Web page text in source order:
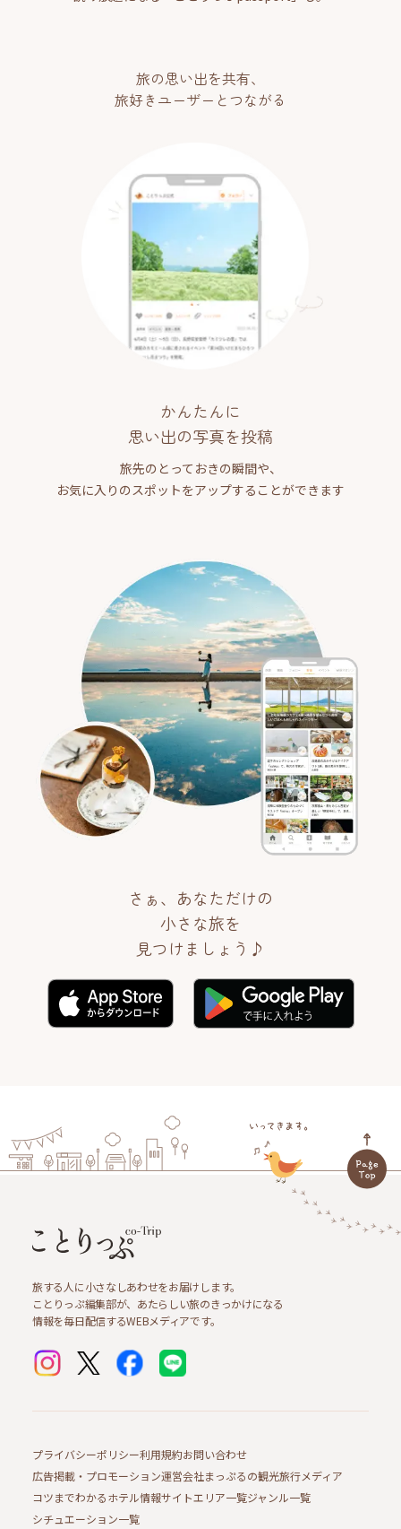
旅の思い出を共有、
旅好きユーザーとつながる
かんたんに
思い出の写真を投稿
旅先のとっておきの瞬間や、
お気に入りのスポットをアップすることができます
さぁ、あなただけの
小さな旅を
見つけましょう♪
旅する人に小さなしあわせをお届けします。
ことりっぷ編集部が、あたらしい旅のきっかけになる
情報を毎日配信するWEBメディアです。
プライバシーポリシー利用規約お問い合わせ
広告掲載・プロモーション運営会社まっぷるの観光旅行メディア
コツまでわかるホテル情報サイトエリア一覧ジャンル一覧
シチュエーション一覧